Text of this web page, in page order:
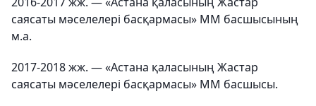
саясаты мәселелері басқармасы» ММ басшысының
м.а.
2017-2018 жж. — «Астана қаласының Жастар
саясаты мәселелері басқармасы» ММ басшысы.